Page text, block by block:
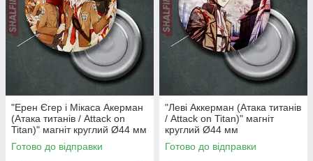
"Ерен Єгер і Мікаса Акерман
(Атака титанів / Attack on
Titan)" магніт круглий Ø44 мм
Готово до відправки
"Леві Аккерман (Атака титанів
/ Attack on Titan)" магніт
круглий Ø44 мм
Готово до відправки